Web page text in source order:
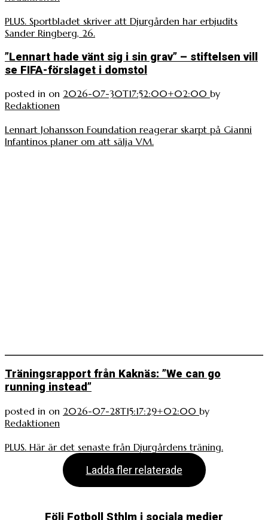
PLUS. Sportbladet skriver att Djurgården har erbjudits
Sander Ringberg, 26.
”Lennart hade vänt sig i sin grav” – stiftelsen vill
se FIFA-förslaget i domstol
posted in on 2026-07-30T17:52:00+02:00 by
Redaktionen
Lennart Johansson Foundation reagerar skarpt på Gianni
Infantinos planer om att sälja VM.
Träningsrapport från Kaknäs: ”We can go
running instead”
posted in on 2026-07-28T15:17:29+02:00 by
Redaktionen
PLUS. Här är det senaste från Djurgårdens träning.
Ladda fler relaterade
Följ Fotboll Sthlm i sociala medier